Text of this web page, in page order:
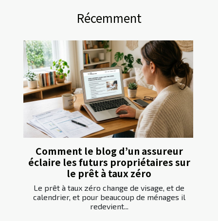
Récemment
Comment le blog d’un assureur
éclaire les futurs propriétaires sur
le prêt à taux zéro
Le prêt à taux zéro change de visage, et de
calendrier, et pour beaucoup de ménages il
redevient...